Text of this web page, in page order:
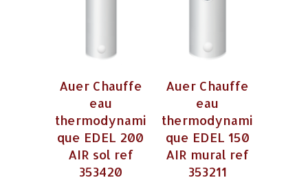
Auer Chauffe
eau
thermodynami
que EDEL 200
AIR sol ref
353420
Auer Chauffe
eau
thermodynami
que EDEL 150
AIR mural ref
353211